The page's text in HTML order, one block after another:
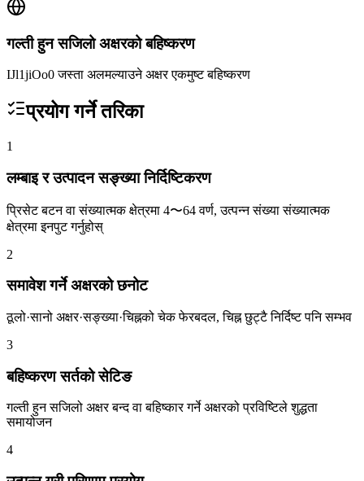
गल्ती हुन सजिलो अक्षरको बहिष्करण
IJl1jiOo0 जस्ता अलमल्याउने अक्षर एकमुष्ट बहिष्करण
प्रयोग गर्ने तरिका
1
लम्बाइ र उत्पादन सङ्ख्या निर्दिष्टिकरण
प्रिसेट बटन वा संख्यात्मक क्षेत्रमा 4〜64 वर्ण, उत्पन्न संख्या संख्यात्मक
क्षेत्रमा इनपुट गर्नुहोस्
2
समावेश गर्ने अक्षरको छनोट
ठूलो·सानो अक्षर·सङ्ख्या·चिह्नको चेक फेरबदल, चिह्न छुट्टै निर्दिष्ट पनि सम्भव
3
बहिष्करण सर्तको सेटिङ
गल्ती हुन सजिलो अक्षर बन्द वा बहिष्कार गर्ने अक्षरको प्रविष्टिले शुद्धता
समायोजन
4